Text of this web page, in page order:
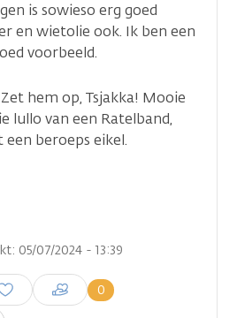
is sowieso erg goed
en wietolie ook. Ik ben een
voorbeeld.
hem op, Tsjakka! Mooie
lullo van een Ratelband,
een beroeps eikel.
05/07/2024 - 13:39
0
reactie te